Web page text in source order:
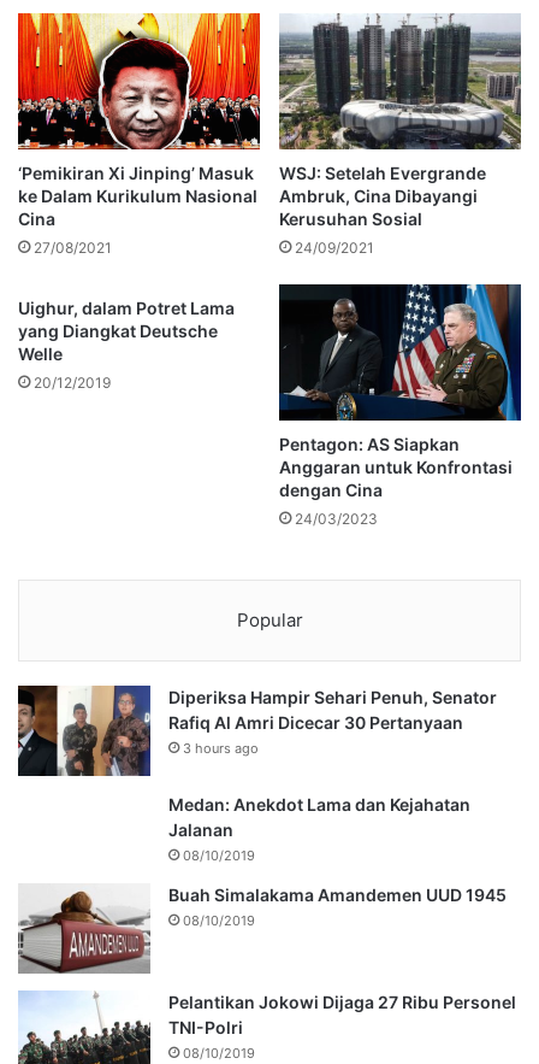
‘Pemikiran Xi Jinping’ Masuk
ke Dalam Kurikulum Nasional
Cina
27/08/2021
WSJ: Setelah Evergrande
Ambruk, Cina Dibayangi
Kerusuhan Sosial
24/09/2021
Uighur, dalam Potret Lama
yang Diangkat Deutsche
Welle
20/12/2019
Pentagon: AS Siapkan
Anggaran untuk Konfrontasi
dengan Cina
24/03/2023
Popular
Diperiksa Hampir Sehari Penuh, Senator
Rafiq Al Amri Dicecar 30 Pertanyaan
3 hours ago
Medan: Anekdot Lama dan Kejahatan
Jalanan
08/10/2019
Buah Simalakama Amandemen UUD 1945
08/10/2019
Pelantikan Jokowi Dijaga 27 Ribu Personel
TNI-Polri
08/10/2019